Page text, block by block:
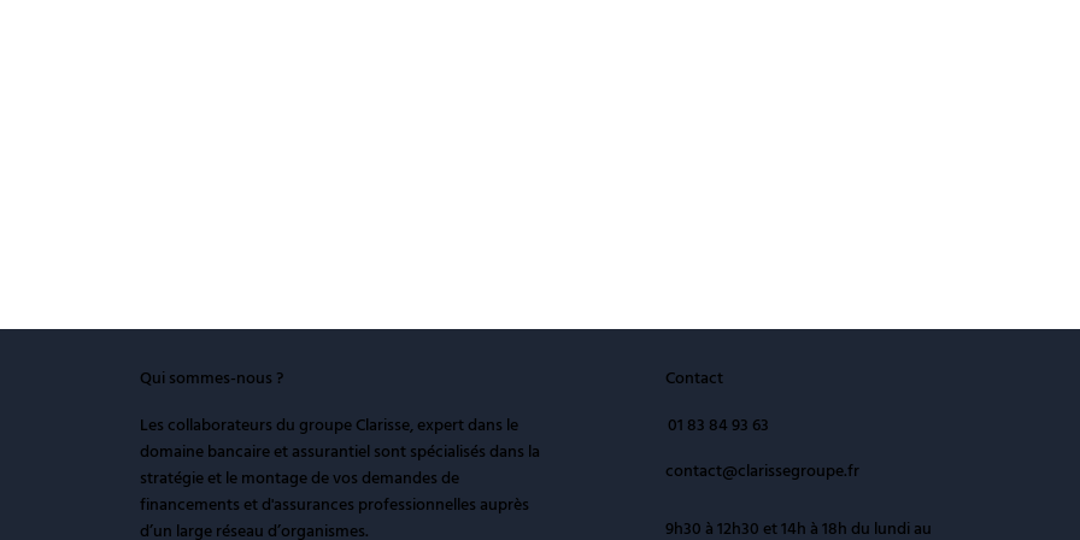
Qui sommes-nous ?
Les collaborateurs du groupe Clarisse, expert dans le
domaine bancaire et assurantiel sont spécialisés dans la
stratégie et le montage de vos demandes de
financements et d'assurances professionnelles auprès
d’un large réseau d’organismes.
Contact
01 83 84 93 63
contact@clarissegroupe.fr
9h30 à 12h30 et 14h à 18h du lundi au